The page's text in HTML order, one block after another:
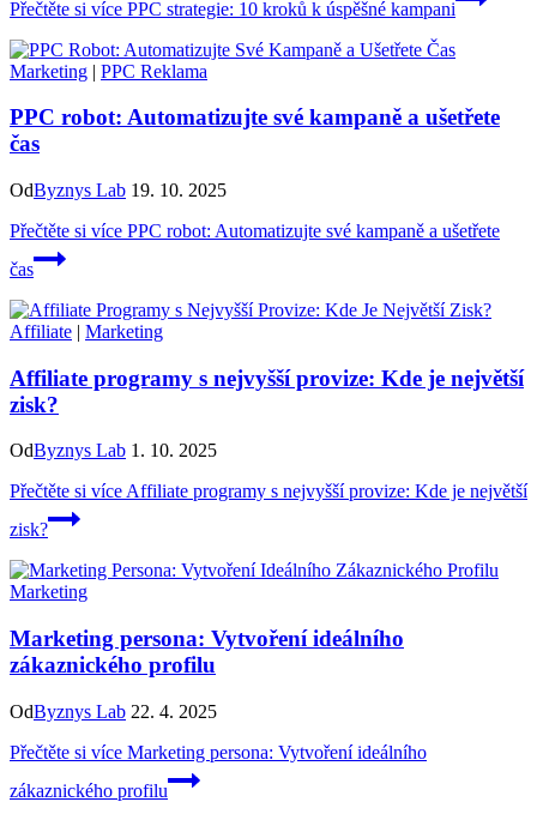
Přečtěte si více PPC strategie: 10 kroků k úspěšné kampani
Marketing | PPC Reklama
PPC robot: Automatizujte své kampaně a ušetřete
čas
OdByznys Lab 19. 10. 2025
Přečtěte si více PPC robot: Automatizujte své kampaně a ušetřete
čas
Affiliate | Marketing
Affiliate programy s nejvyšší provize: Kde je největší
zisk?
OdByznys Lab 1. 10. 2025
Přečtěte si víceAffiliate programy s nejvyšší provize: Kde je největší
zisk?
Marketing
Marketing persona: Vytvoření ideálního
zákaznického profilu
OdByznys Lab 22. 4. 2025
Přečtěte si více Marketing persona: Vytvoření ideálního
zákaznického profilu